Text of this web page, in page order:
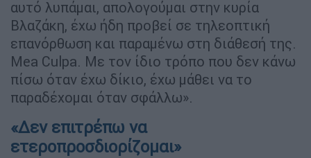
αυτό λυπάμαι, απολογούμαι στην κυρία
Βλαζάκη, έχω ήδη προβεί σε τηλεοπτική
επανόρθωση και παραμένω στη διάθεσή της.
Mea Culpa. Με τον ίδιο τρόπο που δεν κάνω
πίσω όταν έχω δίκιο, έχω μάθει να το
παραδέχομαι όταν σφάλλω».
«Δεν επιτρέπω να
ετεροπροσδιορίζομαι»